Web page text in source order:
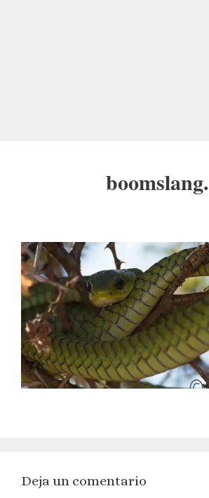
boomslang.
Deja un comentario